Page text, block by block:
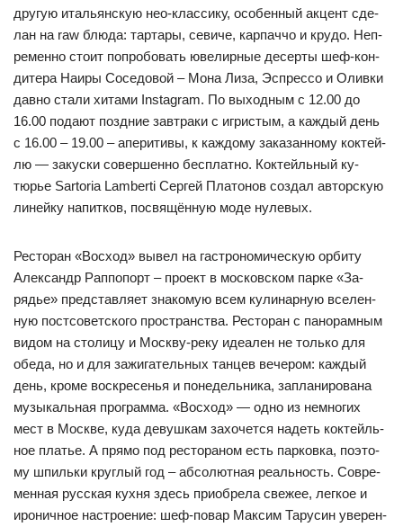
дру­гую италь­ян­скую нео-клас­си­ку, осо­бен­ный ак­цент сде­
лан на raw блю­да: тар­та­ры, се­ви­че, кар­пач­чо и кру­до. Неп­
ре­мен­но сто­ит поп­ро­бо­вать юве­лир­ные де­сер­ты шеф-кон­
ди­те­ра На­иры Со­се­до­вой – Мо­на Ли­за, Эс­прес­со и Олив­ки
дав­но ста­ли хи­та­ми Instagram. По вы­ход­ным с 12.00 до
16.00 по­да­ют поз­дние зав­тра­ки с иг­рис­тым, а каж­дый день
с 16.00 – 19.00 – апе­ри­ти­вы, к каж­до­му за­ка­зан­но­му кок­тей­
лю — за­кус­ки со­вер­шен­но бес­плат­но. Кок­тей­ль­ный ку­
тюрье Sartoria Lamberti Сер­гей Пла­то­нов соз­дал ав­тор­скую
ли­ней­ку на­пит­ков, пос­вя­щён­ную мо­де ну­ле­вых.
Рес­то­ран «Вос­ход» вы­вел на гас­тро­но­ми­чес­кую ор­би­ту
Алек­сандр Рап­по­порт – про­ект в мос­ков­ском пар­ке «За­
рядье» пред­став­ля­ет зна­ко­мую всем ку­ли­нар­ную все­лен­
ную пос­тсо­вет­ско­го прос­транс­тва. Рес­то­ран с па­но­рам­ным
ви­дом на сто­ли­цу и Мос­кву-ре­ку иде­ален не толь­ко для
обе­да, но и для за­жи­га­тель­ных тан­цев ве­че­ром: каж­дый
день, кро­ме вос­кре­сенья и по­не­дель­ни­ка, зап­ла­ни­ро­ва­на
му­зы­каль­ная прог­рам­ма. «Вос­ход» — од­но из нем­но­гих
мест в Мос­кве, ку­да де­вуш­кам за­хо­чет­ся на­деть кок­тей­ль­
ное платье. А пря­мо под рес­то­ра­ном есть пар­ков­ка, по­это­
му шпиль­ки круг­лый год – аб­со­лют­ная ре­аль­ность. Сов­ре­
мен­ная рус­ская кух­ня здесь при­об­ре­ла све­жее, лег­кое и
иро­нич­ное нас­тро­ение: шеф-по­вар Мак­сим Та­ру­син уве­рен­